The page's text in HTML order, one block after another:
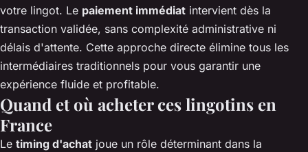
votre lingot. Le paiement immédiat intervient dès la
transaction validée, sans complexité administrative ni
délais d'attente. Cette approche directe élimine tous les
intermédiaires traditionnels pour vous garantir une
expérience fluide et profitable.
Quand et où acheter ces lingotins en
France
Le timing d'achat joue un rôle déterminant dans la